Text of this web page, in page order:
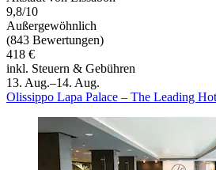
9,8/10
Außergewöhnlich
(843 Bewertungen)
418 €
inkl. Steuern & Gebühren
13. Aug.–14. Aug.
Olissippo Lapa Palace – The Leading